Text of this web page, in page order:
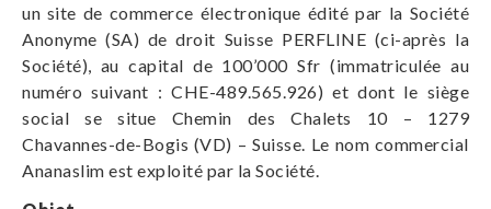
un site de commerce électronique édité par la Société
Anonyme (SA) de droit Suisse PERFLINE (ci-après la
Société), au capital de 100’000 Sfr (immatriculée au
numéro suivant :CHE-489.565.926) et dont le siège
social se situe Chemin des Chalets 10 – 1279
Chavannes-de-Bogis (VD) – Suisse. Le nom commercial
Ananaslim est exploité par la Société.